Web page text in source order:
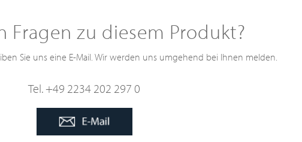
Fragen zu diesem Produkt?
Sie uns eine E-Mail. Wir werden uns umgehend bei Ihnen melden.
Tel. +49 2234 202 297 0